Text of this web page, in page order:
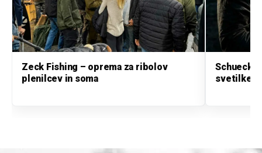
Zeck Fishing – oprema za ribolov
plenilcev in soma
svetilke